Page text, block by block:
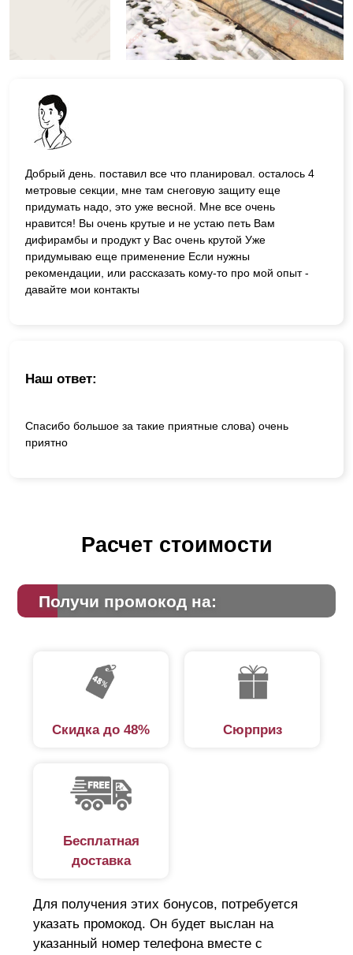
Добрый день. поставил все что планировал. осталось 4
метровые секции, мне там снеговую защиту еще
придумать надо, это уже весной. Мне все очень
нравится! Вы очень крутые и не устаю петь Вам
дифирамбы и продукт у Вас очень крутой Уже
придумываю еще применение Если нужны
рекомендации, или рассказать кому-то про мой опыт -
давайте мои контакты
Наш ответ:
Спасибо большое за такие приятные слова) очень
приятно
Расчет стоимости
Получи промокод на:
Скидка до 48% Сюрприз
Бесплатная
доставка
Для получения этих бонусов, потребуется
указать промокод. Он будет выслан на
указанный номер телефона вместе с